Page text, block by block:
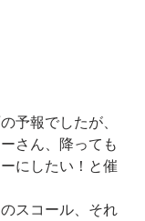
予報でしたが、
さん、降っても
にしたい！と催
スコール、それ